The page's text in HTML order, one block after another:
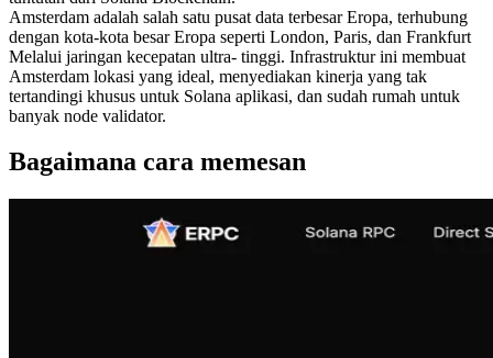
Amsterdam adalah salah satu pusat data terbesar Eropa, terhubung
dengan kota-kota besar Eropa seperti London, Paris, dan Frankfurt
Melalui jaringan kecepatan ultra- tinggi. Infrastruktur ini membuat
Amsterdam lokasi yang ideal, menyediakan kinerja yang tak
tertandingi khusus untuk Solana aplikasi, dan sudah rumah untuk
banyak node validator.
Bagaimana cara memesan